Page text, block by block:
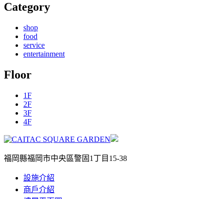
Category
shop
food
service
entertainment
Floor
1F
2F
3F
4F
福岡縣福岡市中央區警固1丁目15-38
設施介紹
商戶介紹